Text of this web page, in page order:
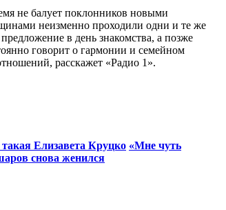
не балует поклонников новыми
неизменно проходили одни и те же
в день знакомства, а позже
говорит о гармонии и семейном
расскажет «Радио 1».
Елизавета Круцко «Мне чуть
снова женился